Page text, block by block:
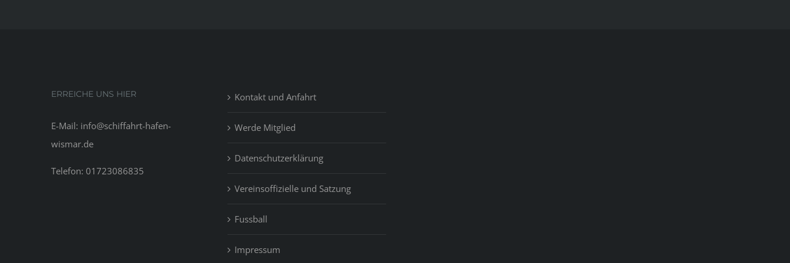
SoFi,
and
Egg
ERREICHE UNS HIER
E-Mail: info@schiffahrt-hafen-
wismar.de
Telefon: 01723086835
Kontakt und Anfahrt
Werde Mitglied
Datenschutzerklärung
Vereinsoffizielle und Satzung
Fussball
Impressum